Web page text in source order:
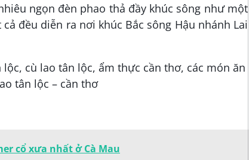
ngọn đèn phao thả đầy khúc sông như một
đều diễn ra nơi khúc Bắc sông Hậu nhánh Lai
cổ xưa nhất ở Cà Mau